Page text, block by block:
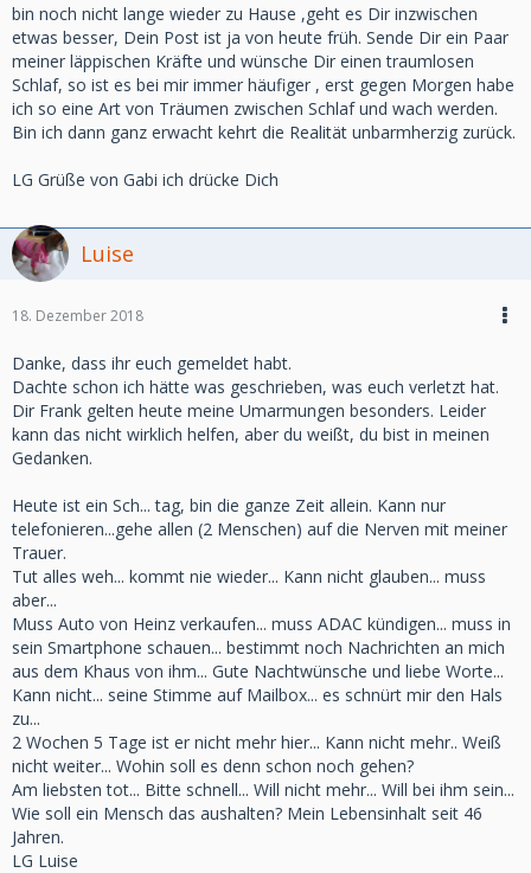
bin noch nicht lange wieder zu Hause ,geht es Dir inzwischen
etwas besser, Dein Post ist ja von heute früh. Sende Dir ein Paar
meiner läppischen Kräfte und wünsche Dir einen traumlosen
Schlaf, so ist es bei mir immer häufiger , erst gegen Morgen habe
ich so eine Art von Träumen zwischen Schlaf und wach werden.
Bin ich dann ganz erwacht kehrt die Realität unbarmherzig zurück.
LG Grüße von Gabi ich drücke Dich
Luise
18. Dezember 2018
Danke, dass ihr euch gemeldet habt.
Dachte schon ich hätte was geschrieben, was euch verletzt hat.
Dir Frank gelten heute meine Umarmungen besonders. Leider
kann das nicht wirklich helfen, aber du weißt, du bist in meinen
Gedanken.
Heute ist ein Sch... tag, bin die ganze Zeit allein. Kann nur
telefonieren...gehe allen (2 Menschen) auf die Nerven mit meiner
Trauer.
Tut alles weh... kommt nie wieder... Kann nicht glauben... muss
aber...
Muss Auto von Heinz verkaufen... muss ADAC kündigen... muss in
sein Smartphone schauen... bestimmt noch Nachrichten an mich
aus dem Khaus von ihm... Gute Nachtwünsche und liebe Worte...
Kann nicht... seine Stimme auf Mailbox... es schnürt mir den Hals
zu...
2 Wochen 5 Tage ist er nicht mehr hier... Kann nicht mehr.. Weiß
nicht weiter... Wohin soll es denn schon noch gehen?
Am liebsten tot... Bitte schnell... Will nicht mehr... Will bei ihm sein...
Wie soll ein Mensch das aushalten? Mein Lebensinhalt seit 46
Jahren.
LG Luise